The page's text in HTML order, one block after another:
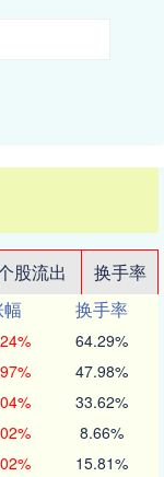
股流出
换手率
换手率
64.29%
47.98%
33.62%
8.66%
15.81%